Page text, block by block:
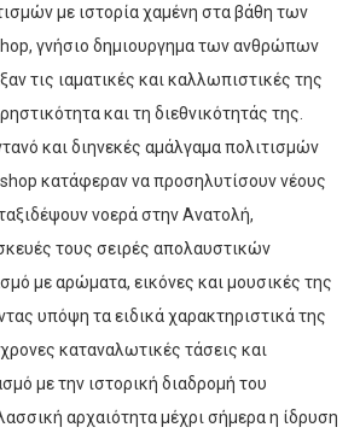
με ιστορία χαμένη στα βάθη των
γνήσιο δημιουργημα των ανθρώπων
τις ιαματικές και καλλωπιστικές της
και τη διεθνικότητάς της.
και διηνεκές αμάλγαμα πολιτισμών
κατάφεραν να προσηλυτίσουν νέους
νοερά στην Ανατολή,
τους σειρές απολαυστικών
με αρώματα, εικόνες και μουσικές της
υπόψη τα ειδικά χαρακτηριστικά της
καταναλωτικές τάσεις και
με την ιστορική διαδρομή του
αρχαιότητα μέχρι σήμερα η ίδρυση